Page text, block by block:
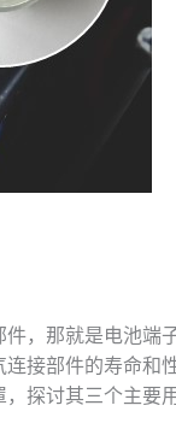
，那就是电池端
接部件的寿命和
探讨其三个主要